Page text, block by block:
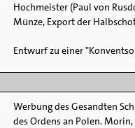
Hochmeister (Paul von
Münze, Export der
Entwurf zu einer
Werbung des Gesandten
des Ordens an Polen.